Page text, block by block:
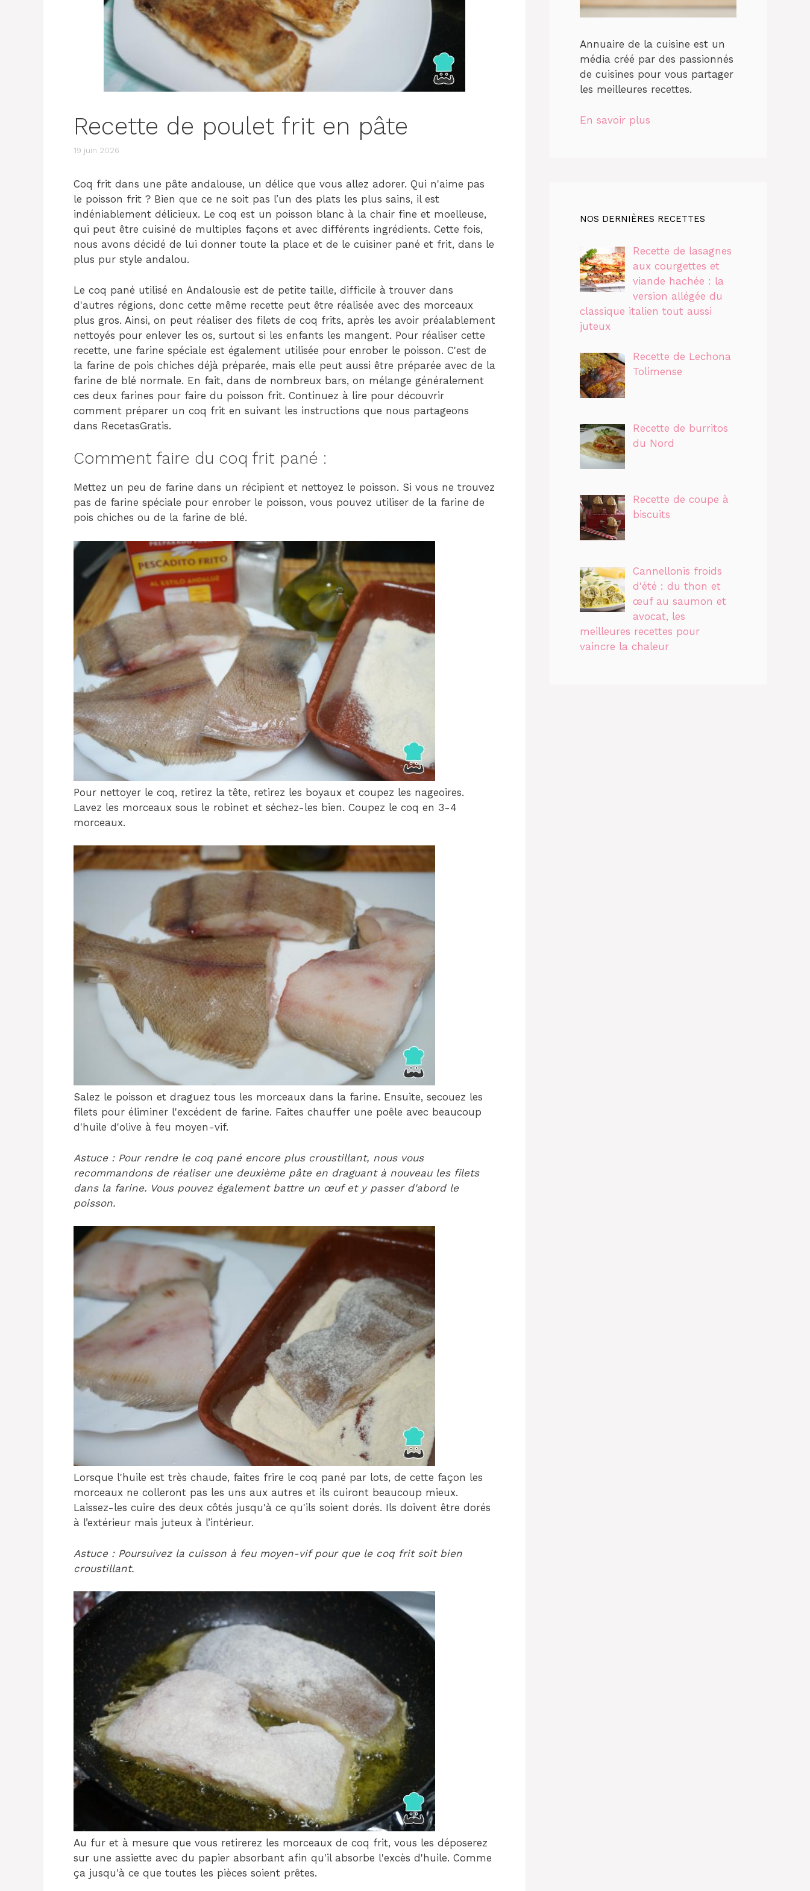
Recette de poulet frit en pâte
19 juin 2026
Coq frit dans une pâte andalouse, un délice que vous allez adorer. Qui n'aime pas
le poisson frit ? Bien que ce ne soit pas l’un des plats les plus sains, il est
indéniablement délicieux. Le coq est un poisson blanc à la chair fine et moelleuse,
qui peut être cuisiné de multiples façons et avec différents ingrédients. Cette fois,
nous avons décidé de lui donner toute la place et de le cuisiner pané et frit, dans le
plus pur style andalou.
Le coq pané utilisé en Andalousie est de petite taille, difficile à trouver dans
d'autres régions, donc cette même recette peut être réalisée avec des morceaux
plus gros. Ainsi, on peut réaliser des filets de coq frits, après les avoir préalablement
nettoyés pour enlever les os, surtout si les enfants les mangent. Pour réaliser cette
recette, une farine spéciale est également utilisée pour enrober le poisson. C'est de
la farine de pois chiches déjà préparée, mais elle peut aussi être préparée avec de la
farine de blé normale. En fait, dans de nombreux bars, on mélange généralement
ces deux farines pour faire du poisson frit. Continuez à lire pour découvrir
comment préparer un coq frit en suivant les instructions que nous partageons
dans RecetasGratis.
Comment faire du coq frit pané :
Mettez un peu de farine dans un récipient et nettoyez le poisson. Si vous ne trouvez
pas de farine spéciale pour enrober le poisson, vous pouvez utiliser de la farine de
pois chiches ou de la farine de blé.
Pour nettoyer le coq, retirez la tête, retirez les boyaux et coupez les nageoires.
Lavez les morceaux sous le robinet et séchez-les bien. Coupez le coq en 3-4
morceaux.
Salez le poisson et draguez tous les morceaux dans la farine. Ensuite, secouez les
filets pour éliminer l'excédent de farine. Faites chauffer une poêle avec beaucoup
d'huile d'olive à feu moyen-vif.
Astuce : Pour rendre le coq pané encore plus croustillant, nous vous
recommandons de réaliser une deuxième pâte en draguant à nouveau les filets
dans la farine. Vous pouvez également battre un œuf et y passer d'abord le
poisson.
Lorsque l'huile est très chaude, faites frire le coq pané par lots, de cette façon les
morceaux ne colleront pas les uns aux autres et ils cuiront beaucoup mieux.
Laissez-les cuire des deux côtés jusqu'à ce qu'ils soient dorés. Ils doivent être dorés
à l’extérieur mais juteux à l’intérieur.
Astuce : Poursuivez la cuisson à feu moyen-vif pour que le coq frit soit bien
croustillant.
Au fur et à mesure que vous retirerez les morceaux de coq frit, vous les déposerez
sur une assiette avec du papier absorbant afin qu'il absorbe l'excès d'huile. Comme
ça jusqu'à ce que toutes les pièces soient prêtes.
Annuaire de la cuisine est un
média créé par des passionnés
de cuisines pour vous partager
les meilleures recettes.
En savoir plus
NOS DERNIÈRES RECETTES
Recette de lasagnes
aux courgettes et
viande hachée : la
version allégée du
classique italien tout aussi
juteux
Recette de Lechona
Tolimense
Recette de burritos
du Nord
Recette de coupe à
biscuits
Cannellonis froids
d'été : du thon et
œuf au saumon et
avocat, les
meilleures recettes pour
vaincre la chaleur